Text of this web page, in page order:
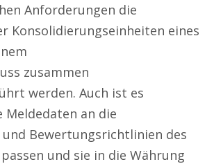
Anforderungen die
Konsolidierungseinheiten eines
ss zusammen
werden. Auch ist es
Meldedaten an die
und Bewertungsrichtlinien des
und sie in die Währung